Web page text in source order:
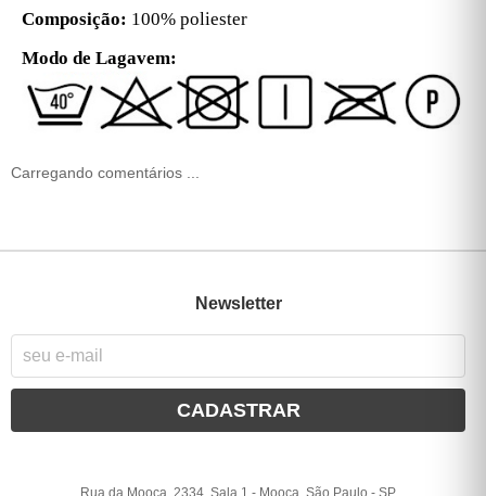
Composição: 100% poliester
Modo de Lagavem:
Carregando comentários ...
Newsletter
CADASTRAR